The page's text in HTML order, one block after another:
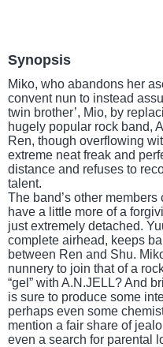
Synopsis
Miko, who abandons her
convent nun to instead
twin brother’, Mio, by
hugely popular rock band,
Ren, though overflowing
extreme neat freak and
distance and refuses to
talent.
The band’s other
have a little more of a
just extremely detached.
complete airhead, keeps
between Ren and Shu.
nunnery to join that of a
“gel” with A.N.JELL? And
is sure to produce some
perhaps even some
mention a fair share of
even a search for parental